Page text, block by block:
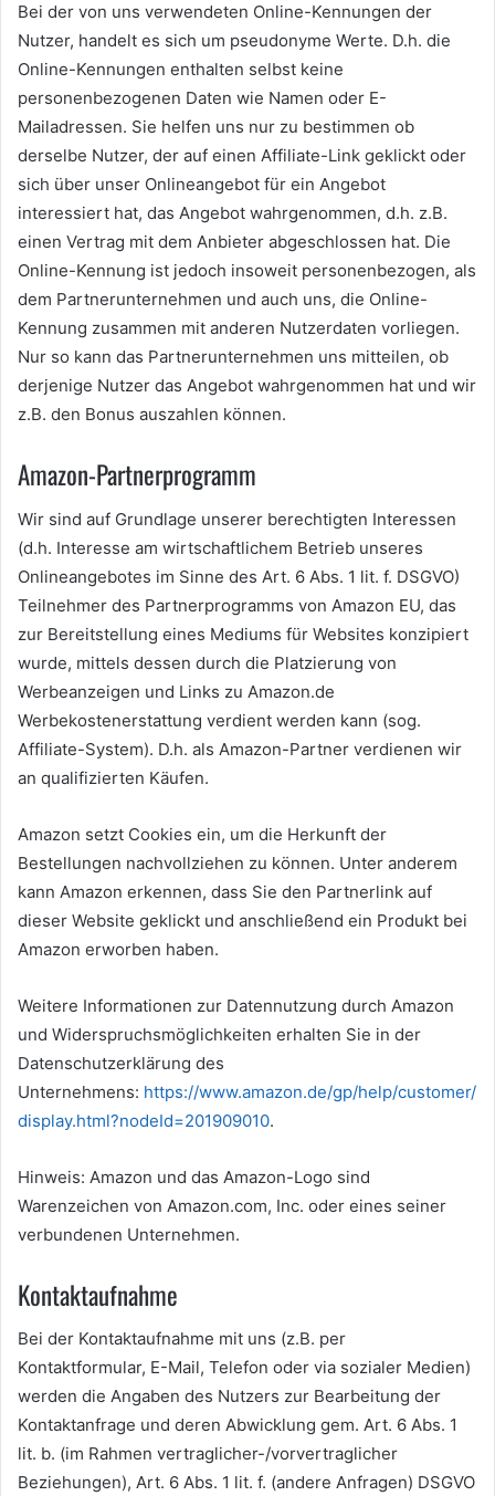
Bei der von uns verwendeten Online-Kennungen der
Nutzer, handelt es sich um pseudonyme Werte. D.h. die
Online-Kennungen enthalten selbst keine
personenbezogenen Daten wie Namen oder E-
Mailadressen. Sie helfen uns nur zu bestimmen ob
derselbe Nutzer, der auf einen Affiliate-Link geklickt oder
sich über unser Onlineangebot für ein Angebot
interessiert hat, das Angebot wahrgenommen, d.h. z.B.
einen Vertrag mit dem Anbieter abgeschlossen hat. Die
Online-Kennung ist jedoch insoweit personenbezogen, als
dem Partnerunternehmen und auch uns, die Online-
Kennung zusammen mit anderen Nutzerdaten vorliegen.
Nur so kann das Partnerunternehmen uns mitteilen, ob
derjenige Nutzer das Angebot wahrgenommen hat und wir
z.B. den Bonus auszahlen können.
Amazon-Partnerprogramm
Wir sind auf Grundlage unserer berechtigten Interessen
(d.h. Interesse am wirtschaftlichem Betrieb unseres
Onlineangebotes im Sinne des Art. 6 Abs. 1 lit. f. DSGVO)
Teilnehmer des Partnerprogramms von Amazon EU, das
zur Bereitstellung eines Mediums für Websites konzipiert
wurde, mittels dessen durch die Platzierung von
Werbeanzeigen und Links zu Amazon.de
Werbekostenerstattung verdient werden kann (sog.
Affiliate-System). D.h. als Amazon-Partner verdienen wir
an qualifizierten Käufen.
Amazon setzt Cookies ein, um die Herkunft der
Bestellungen nachvollziehen zu können. Unter anderem
kann Amazon erkennen, dass Sie den Partnerlink auf
dieser Website geklickt und anschließend ein Produkt bei
Amazon erworben haben.
Weitere Informationen zur Datennutzung durch Amazon
und Widerspruchsmöglichkeiten erhalten Sie in der
Datenschutzerklärung des
Unternehmens: https://www.amazon.de/gp/help/customer/
display.html?nodeId=201909010.
Hinweis: Amazon und das Amazon-Logo sind
Warenzeichen von Amazon.com, Inc. oder eines seiner
verbundenen Unternehmen.
Kontaktaufnahme
Bei der Kontaktaufnahme mit uns (z.B. per
Kontaktformular, E-Mail, Telefon oder via sozialer Medien)
werden die Angaben des Nutzers zur Bearbeitung der
Kontaktanfrage und deren Abwicklung gem. Art. 6 Abs. 1
lit. b. (im Rahmen vertraglicher-/vorvertraglicher
Beziehungen), Art. 6 Abs. 1 lit. f. (andere Anfragen) DSGVO